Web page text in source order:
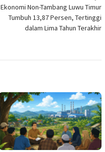
Ekonomi Non-Tambang Luwu Timur
Tumbuh 13,87 Persen, Tertinggi
dalam Lima Tahun Terakhir